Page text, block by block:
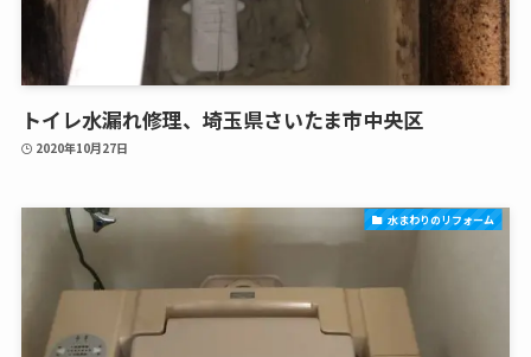
トイレ水漏れ修理、埼玉県さいたま市中央区
2020年10月27日
水まわりのリフォーム